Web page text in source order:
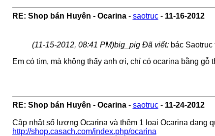
RE: Shop bán Huyên - Ocarina- saotruc- 11-16-2012
(11-15-2012, 08:41 PM)big_pig Đã viết: bác
Em có tim, mà không thấy anh ơi, chỉ có ocarina bằng gỗ
RE: Shop bán Huyên - Ocarina- saotruc- 11-24-2012
Cập nhật số lượng Ocarina và thêm 1 loại Ocarina dạng
http://shop.casach.com/index.php/ocarina